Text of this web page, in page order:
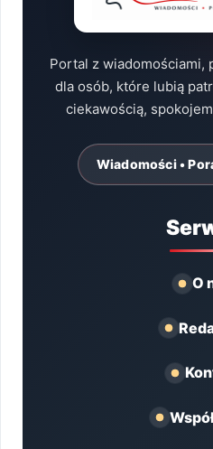
Portal z wiadomościami,
dla osób, które lubią
ciekawością,
Wiadomości •
O